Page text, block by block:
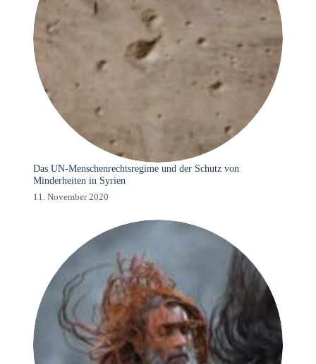
Das UN-Menschenrechtsregime und der Schutz von
Minderheiten in Syrien
11. November 2020